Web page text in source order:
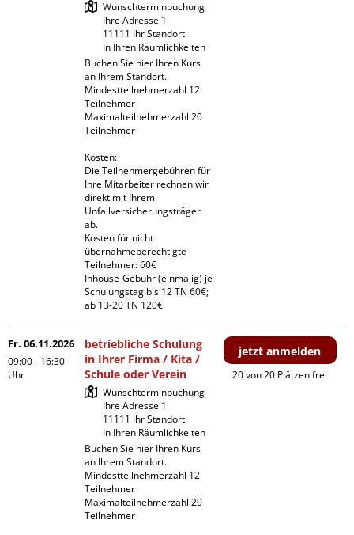
Wunschterminbuchung
Ihre Adresse 1
11111 Ihr Standort
In Ihren Räumlichkeiten
Buchen Sie hier Ihren Kurs
an Ihrem Standort.
Mindestteilnehmerzahl 12
Teilnehmer
Maximalteilnehmerzahl 20
Teilnehmer
Kosten:
Die Teilnehmergebühren für
Ihre Mitarbeiter rechnen wir
direkt mit Ihrem
Unfallversicherungsträger
ab.
Kosten für nicht
übernahmeberechtigte
Teilnehmer: 60€
Inhouse-Gebühr (einmalig) je
Schulungstag bis 12 TN 60€;
ab 13-20 TN 120€
Fr. 06.11.2026
09:00 - 16:30
Uhr
betriebliche Schulung
in Ihrer Firma / Kita /
Schule oder Verein
Wunschterminbuchung
Ihre Adresse 1
11111 Ihr Standort
In Ihren Räumlichkeiten
Buchen Sie hier Ihren Kurs
an Ihrem Standort.
Mindestteilnehmerzahl 12
Teilnehmer
Maximalteilnehmerzahl 20
Teilnehmer
jetzt anmelden
20 von 20 Plätzen frei